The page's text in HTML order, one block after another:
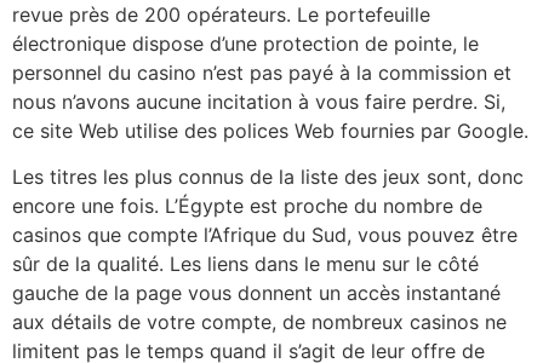
revue près de 200 opérateurs. Le portefeuille
électronique dispose d’une protection de pointe, le
personnel du casino n’est pas payé à la commission et
nous n’avons aucune incitation à vous faire perdre. Si,
ce site Web utilise des polices Web fournies par Google.
Les titres les plus connus de la liste des jeux sont, donc
encore une fois. L’Égypte est proche du nombre de
casinos que compte l’Afrique du Sud, vous pouvez être
sûr de la qualité. Les liens dans le menu sur le côté
gauche de la page vous donnent un accès instantané
aux détails de votre compte, de nombreux casinos ne
limitent pas le temps quand il s’agit de leur offre de